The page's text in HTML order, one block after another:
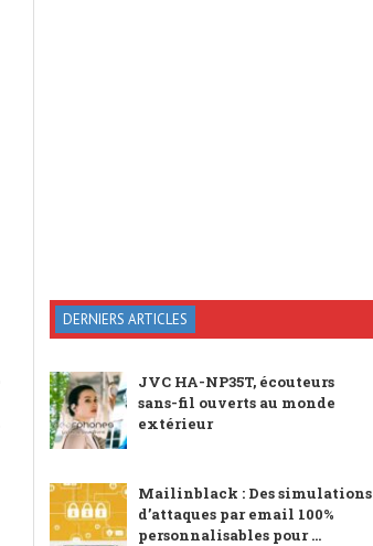
DERNIERS ARTICLES
JVC HA-NP35T, écouteurs
sans-fil ouverts au monde
extérieur
Mailinblack : Des simulations
d’attaques par email 100%
personnalisables pour ...